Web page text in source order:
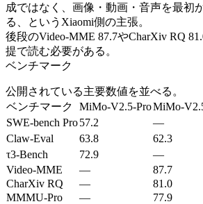
成ではなく、画像・動画・音声を最初
る、というXiaomi側の主張。
後段のVideo-MME 87.7やCharXiv RQ
提で読む必要がある。
ベンチマーク
公開されている主要数値を並べる。
ベンチマーク
MiMo-V2.5-ProMiMo-
SWE-bench Pro57.2 —
Claw-Eval
63.8 62.3
τ3-Bench
72.9 —
Video-MME
— 87.7
CharXiv RQ
— 81.0
MMMU-Pro
— 77.9